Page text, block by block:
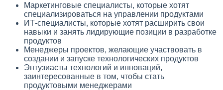
Маркетинговые специалисты, которые хотят
специализироваться на управлении продуктами
ИТ-специалисты, которые хотят расширить свои
навыки и занять лидирующие позиции в разработке
продуктов
Менеджеры проектов, желающие участвовать в
создании и запуске технологических продуктов
Энтузиасты технологий и инноваций,
заинтересованные в том, чтобы стать
продуктовыми менеджерами